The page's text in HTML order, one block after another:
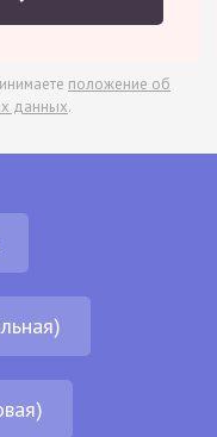
положение об
данных.